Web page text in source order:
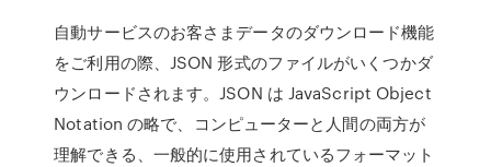
自動サービスのお客さまデータのダウンロード機能
をご利用の際、JSON 形式のファイルがいくつかダ
ウンロードされます。JSON は JavaScript Object
Notation の略で、コンピューターと人間の両方が
理解できる、一般的に使用されているフォーマット